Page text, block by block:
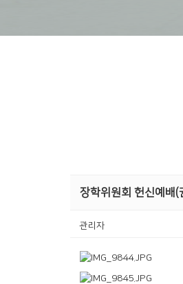
장학위원회 헌신예배
관리자